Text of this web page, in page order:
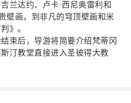
兰达约、卢卡·西尼奥雷利和
壁画，到非凡的穹顶壁画和米
》。
束后，导游将简要介绍梵蒂冈
汀教堂直接进入圣彼得大教